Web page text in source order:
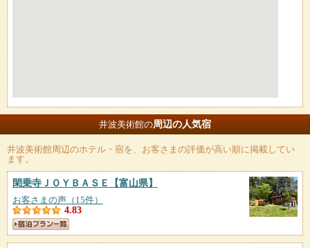
井波美術館の周辺の人気宿
井波美術館周辺のホテル・宿を、お客さまの評価が高い順に掲載してい
ます。
閑乗寺ＪＯＹＢＡＳＥ 【富山県】
お客さまの声（15件）
4.83